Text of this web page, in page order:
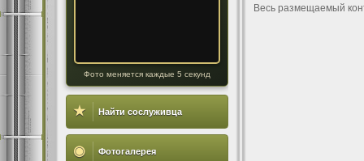
Фото меняется каждые 5 секунд
★ Найти сослуживца
◉ Фотогалерея
Весь размещаемый